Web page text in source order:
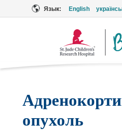
Язык: English
опухоль